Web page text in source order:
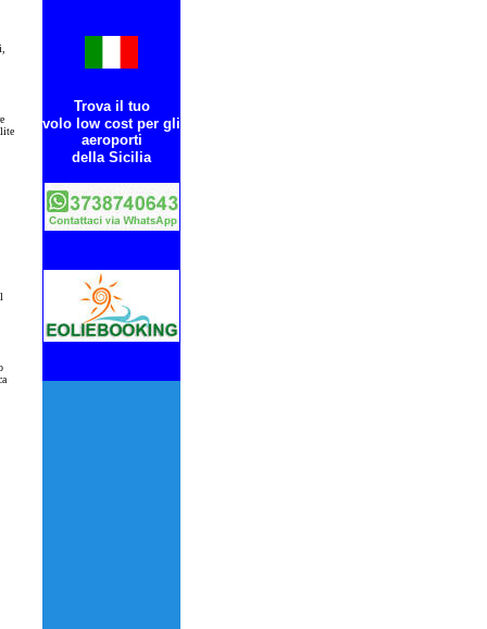
Trova il tuo
volo low cost per gli
aeroporti
della Sicilia